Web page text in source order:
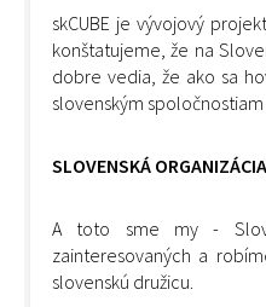
skCUBE je vývojový
konštatujeme, že na
dobre vedia, že ako sa
slovenským
SLOVENSKÁ
A toto sme my -
zainteresovaných a
slovenskú družicu.